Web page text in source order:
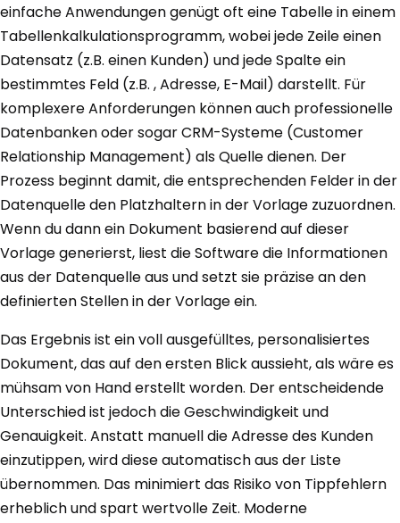
einfache Anwendungen genügt oft eine Tabelle in einem
Tabellenkalkulationsprogramm, wobei jede Zeile einen
Datensatz (z.B. einen Kunden) und jede Spalte ein
bestimmtes Feld (z.B. , Adresse, E-Mail) darstellt. Für
komplexere Anforderungen können auch professionelle
Datenbanken oder sogar CRM-Systeme (Customer
Relationship Management) als Quelle dienen. Der
Prozess beginnt damit, die entsprechenden Felder in der
Datenquelle den Platzhaltern in der Vorlage zuzuordnen.
Wenn du dann ein Dokument basierend auf dieser
Vorlage generierst, liest die Software die Informationen
aus der Datenquelle aus und setzt sie präzise an den
definierten Stellen in der Vorlage ein.
Das Ergebnis ist ein voll ausgefülltes, personalisiertes
Dokument, das auf den ersten Blick aussieht, als wäre es
mühsam von Hand erstellt worden. Der entscheidende
Unterschied ist jedoch die Geschwindigkeit und
Genauigkeit. Anstatt manuell die Adresse des Kunden
einzutippen, wird diese automatisch aus der Liste
übernommen. Das minimiert das Risiko von Tippfehlern
erheblich und spart wertvolle Zeit. Moderne